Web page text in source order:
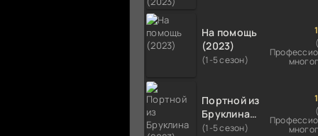
На помощь
(2023)
(1-5 сезон)
Портной из
Бруклина
(2023)
(1-5 сезон)